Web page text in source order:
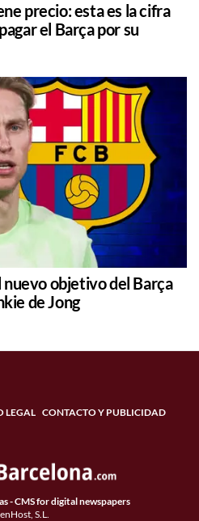
precio: esta es la cifra
el Barça por su
objetivo del Barça
de Jong
LEGAL CONTACTO Y PUBLICIDAD
- CMS for digital newspapers
S.L.